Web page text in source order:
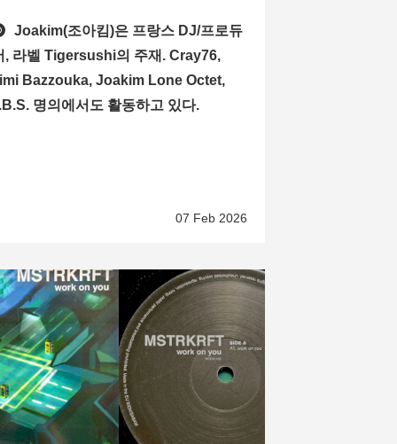
Joakim(조아킴)은 프랑스 DJ/프로듀
, 라벨 Tigersushi의 주재. Cray76,
Bazzouka, Joakim Lone Octet,
명의에서도 활동하고 있다.
07 Feb 2026